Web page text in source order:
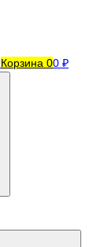
Корзина 00 ₽